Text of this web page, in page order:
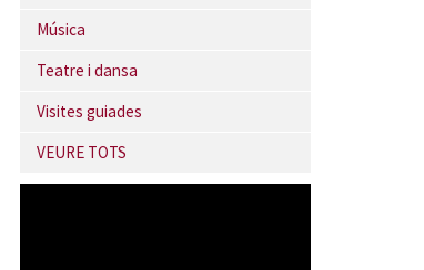
Música
Teatre i dansa
Visites guiades
VEURE TOTS